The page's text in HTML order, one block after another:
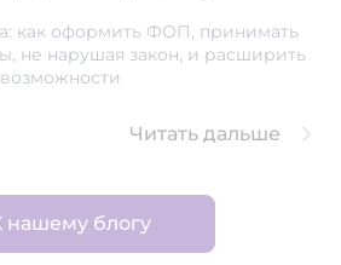
как оформить ФОП, принимать
не нарушая закон, и расширить
Читать дальше
нашему блогу